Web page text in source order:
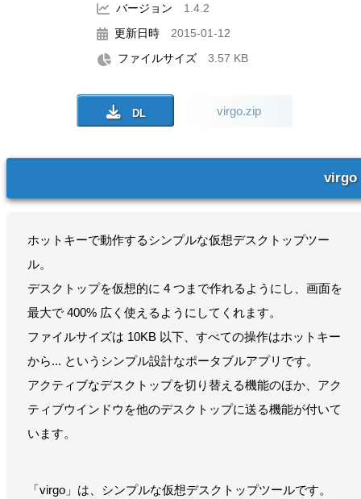
バージョン 1.4.2
更新日時 2015-01-12
ファイルサイズ 3.57 KB
virgo.zip
virgo
ホットキーで動作するシンプルな仮想デスクトップツー
ル。
デスクトップを仮想的に 4 つまで作れるようにし、画面を
最大で 400% 広く使えるようにしてくれます。
ファイルサイズは 10KB 以下、すべての操作はホットキー
から... というシンプル設計なポータブルアプリです。
アクティブなデスクトップを切り替える機能のほか、アク
ティブウインドウを他のデスクトップに送る機能が付いて
います。
「virgo」は、シンプルな仮想デスクトップツールです。